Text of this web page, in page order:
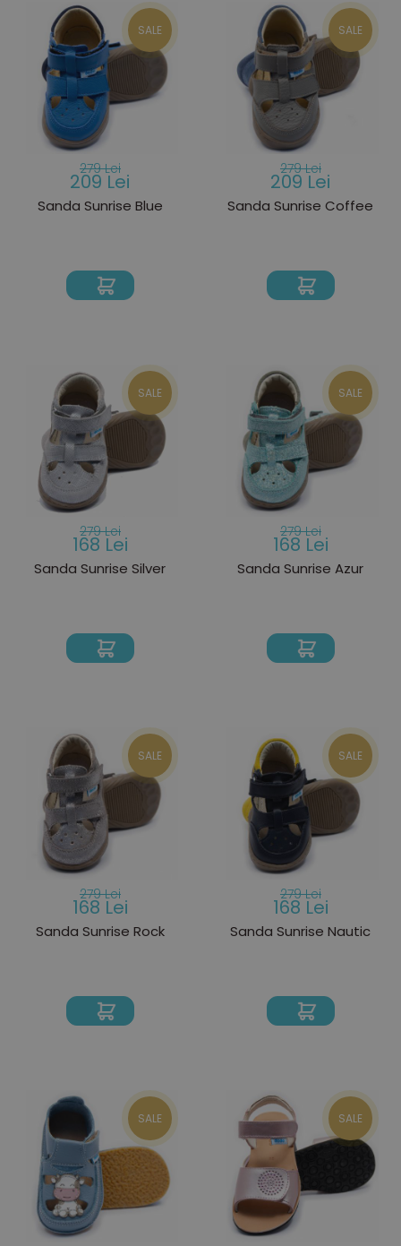
SALE
279 Lei
209 Lei
Sanda Sunrise Blue
SALE
279 Lei
209 Lei
Sanda Sunrise Coffee
SALE
279 Lei
168 Lei
Sanda Sunrise Silver
SALE
279 Lei
168 Lei
Sanda Sunrise Azur
SALE
279 Lei
168 Lei
Sanda Sunrise Rock
SALE
279 Lei
168 Lei
Sanda Sunrise Nautic
SALE SALE